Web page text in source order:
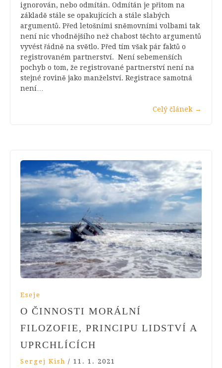
ignorován, nebo odmítán. Odmítán je přitom na
základě stále se opakujících a stále slabých
argumentů. Před letošními sněmovními volbami tak
není nic vhodnějšího než chabost těchto argumentů
vyvést řádně na světlo. Před tím však pár faktů o
registrovaném partnerství. Není sebemenších
pochyb o tom, že registrované partnerství není na
stejné rovině jako manželství. Registrace samotná
není…
Celý článek →
Eseje
O ČINNOSTI MORÁLNÍ
FILOZOFIE, PRINCIPU LIDSTVÍ A
UPRCHLÍCÍCH
Sergej Kish / 11. 1. 2021